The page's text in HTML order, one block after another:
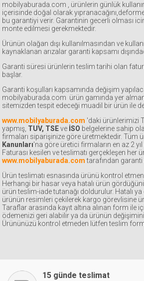
mobilyaburada.com , ürünlerin günlük
içerisinde doğal olarak
bu garantiyi verir. Garantinin gecerli olması
monte edilmesi gerekmektedir.
Ürünün olağan dışı kullanılmasından ve
kaynaklanan arızalar garanti kapsamı
Garanti süresi ürünlerin teslim tarihi olan
başlar.
Garanti koşulları kapsamında değişim
mobilyaburada.com ürün gamında yer
sitemizden tespit edeceği muadil bir ürün ile
www.mobilyaburada.com 'daki ürünlerimizi
yapmış, TUV, TSEve İSO belgelerine sahip
firmaları siparişinize göre üretmektedir. Tüm
Kanunları'na göre üretici firmaların en az 2 yıl
Faturası kesilen ve teslimatı gerçekleşen her
www.mobilyaburada.comtarafından garanti
Ürün teslimatı esnasında ürünü kontrol
Herhangi bir hasar veya hatalı ürün
ürün teslim-iade tutanağı doldurulur. Hatalı
ürünün resimleri çekilerek kargo görevlisine
Taraflar arasında kayıt altına alınan form ile
ödemenizi geri alabilir ya da ürünün
Ürününüzü kontrol etmeden lütfen teslim
15 günde teslimat